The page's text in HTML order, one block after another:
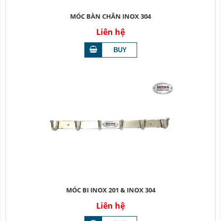
MÓC BÀN CHÂN INOX 304
Liên hệ
MÓC BI INOX 201 & INOX 304
Liên hệ